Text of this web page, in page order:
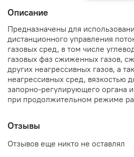
Описание
Предназначены для
дистанционного управления
газовых сред, в том числе
газовых фаз сжиженных газов,
других неагрессивных газов, а
неагрессивных сред, вязкостью
запорно-регулирующего органа
при продолжительном режиме
Отзывы
Отзывов еще никто не оставлял